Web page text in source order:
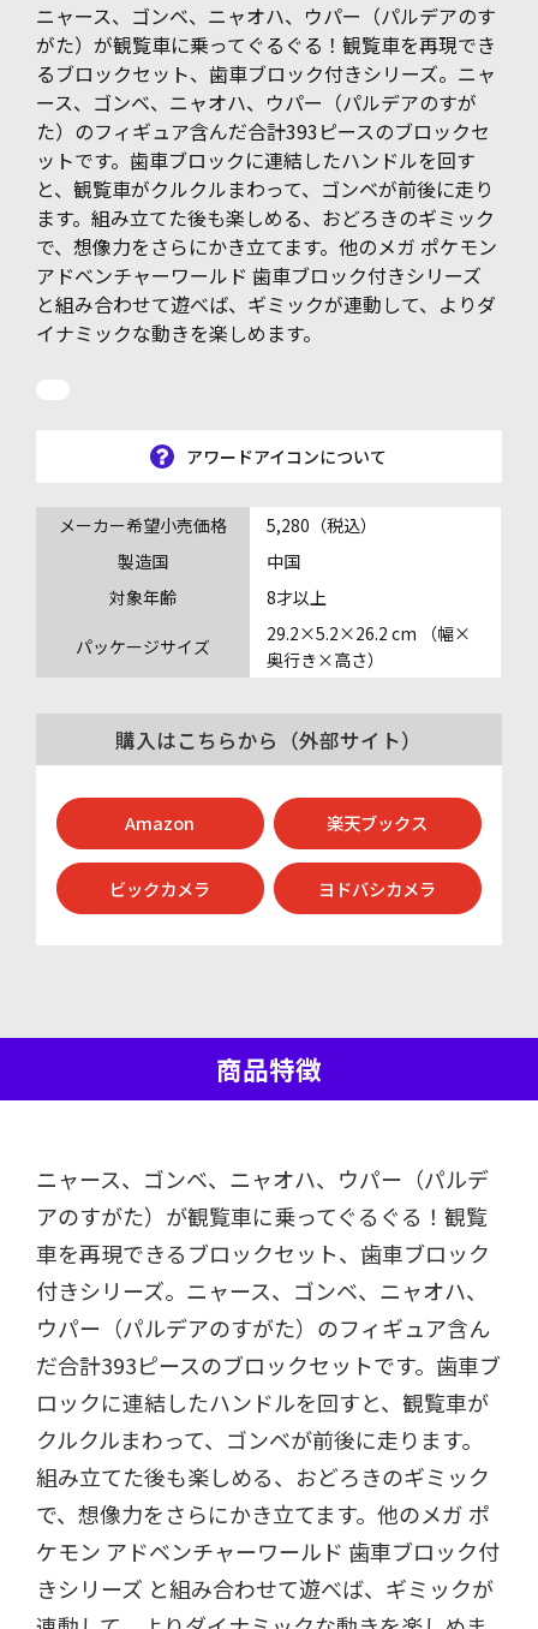
ニャース、ゴンベ、ニャオハ、ウパー（パルデアのす
がた）が観覧車に乗ってぐるぐる！観覧車を再現でき
るブロックセット、歯車ブロック付きシリーズ。ニャ
ース、ゴンベ、ニャオハ、ウパー（パルデアのすが
た）のフィギュア含んだ合計393ピースのブロックセ
ットです。歯車ブロックに連結したハンドルを回す
と、観覧車がクルクルまわって、ゴンベが前後に走り
ます。組み立てた後も楽しめる、おどろきのギミック
で、想像力をさらにかき立てます。他のメガ ポケモン
アドベンチャーワールド 歯車ブロック付きシリーズ
と組み合わせて遊べば、ギミックが連動して、よりダ
イナミックな動きを楽しめます。
アワードアイコンについて
メーカー希望小売価格
5,280（税込）
製造国
中国
対象年齢
8才以上
パッケージサイズ
29.2×5.2×26.2 cm （幅×
奥行き×高さ）
購⼊はこちらから（外部サイト）
Amazon 楽天ブックス
ビックカメラ ヨドバシカメラ
商品特徴
ニャース、ゴンベ、ニャオハ、ウパー（パルデ
アのすがた）が観覧車に乗ってぐるぐる！観覧
車を再現できるブロックセット、歯車ブロック
付きシリーズ。ニャース、ゴンベ、ニャオハ、
ウパー（パルデアのすがた）のフィギュア含ん
だ合計393ピースのブロックセットです。歯車ブ
ロックに連結したハンドルを回すと、観覧車が
クルクルまわって、ゴンベが前後に走ります。
組み立てた後も楽しめる、おどろきのギミック
で、想像力をさらにかき立てます。他のメガ ポ
ケモン アドベンチャーワールド 歯車ブロック付
きシリーズ と組み合わせて遊べば、ギミックが